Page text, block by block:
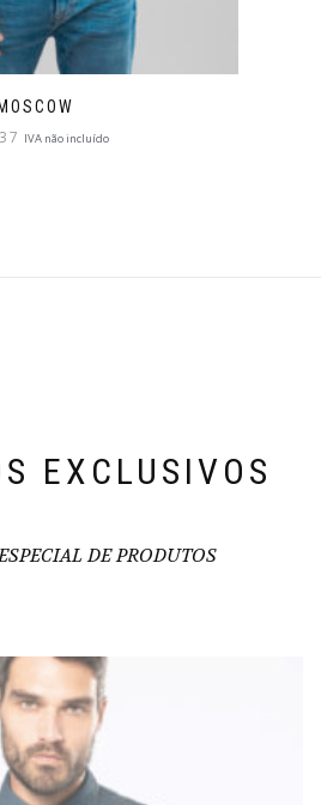
MOSCOW
IVA não incluído
EXCLUSIVOS
DE PRODUTOS